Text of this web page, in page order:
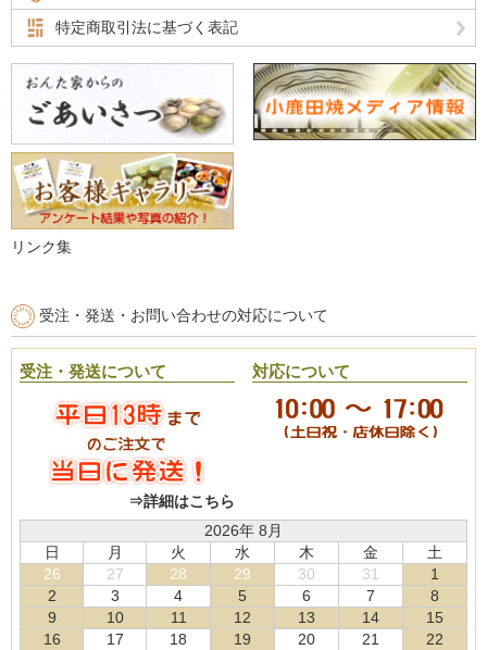
特定商取引法に基づく表記
リンク集
受注・発送・お問い合わせの対応について
受注・発送について
⇒詳細はこちら
対応について
2026年 8月
日
月 火 水 木 金
土
26
27 28 29 30 31
1
2
3 4 5 6 7
8
9
10 11 12 13 14
15
16
17 18 19 20 21
22